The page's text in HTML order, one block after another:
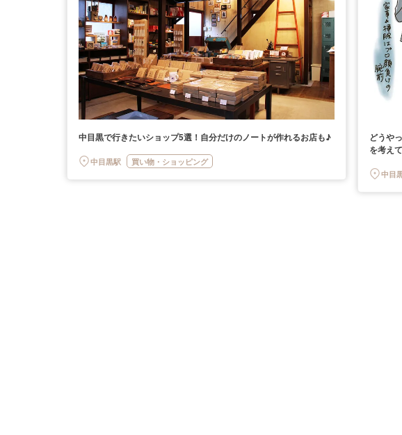
中目黒で行きたいショップ5選！自分だけのノートが作れるお店も♪
中目黒駅 買い物・ショッピング
どうや
を考え
中目